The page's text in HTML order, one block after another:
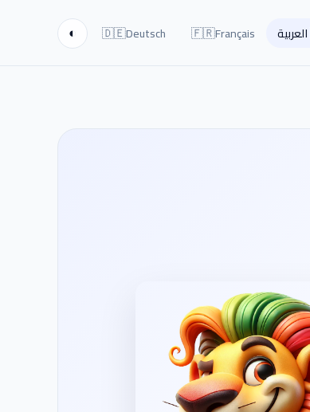
العربية 🇫🇷Français
🇩🇪Deutsch
◐